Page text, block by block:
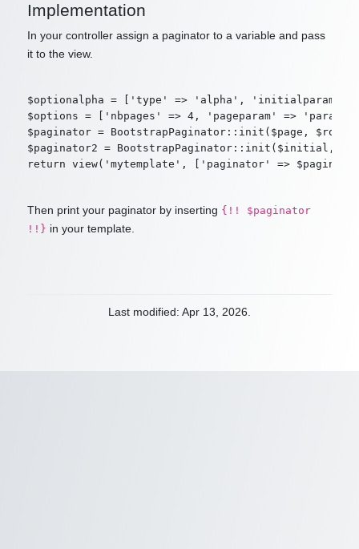
Implementation
In your controller assign a paginator to a variable and pass
it to the view.
$optionalpha = ['type' => 'alpha', 'initialparam'
$options = ['nbpages' => 4, 'pageparam' =>
$paginator = BootstrapPaginator::init($page,
$paginator2 = BootstrapPaginator::init($initial,
Then print your paginator by inserting {!! $paginator
!!} in your template.
Last modified: Apr 13, 2026.